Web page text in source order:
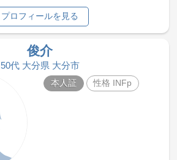
プロフィールを見る
俊介
50代 大分県 大分市
本人証 性格 INFp